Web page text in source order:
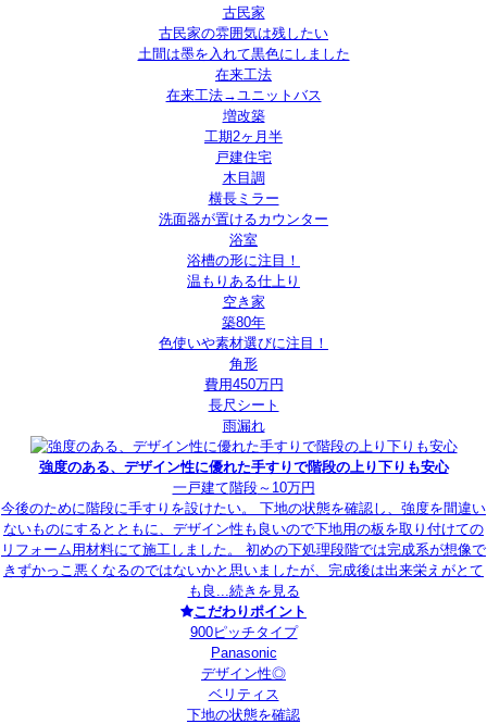
古民家
古民家の雰囲気は残したい
土間は墨を入れて黒色にしました
在来工法
在来工法→ユニットバス
増改築
工期2ヶ月半
戸建住宅
木目調
横長ミラー
洗面器が置けるカウンター
浴室
浴槽の形に注目！
温もりある仕上り
空き家
築80年
色使いや素材選びに注目！
角形
費用450万円
長尺シート
雨漏れ
強度のある、デザイン性に優れた手すりで階段の上り下りも安心
一戸建て階段～10万円
今後のために階段に手すりを設けたい。 下地の状態を確認し、強度を間違い
ないものにするとともに、デザイン性も良いので下地用の板を取り付けての
リフォーム用材料にて施工しました。 初めの下処理段階では完成系が想像で
きずかっこ悪くなるのではないかと思いましたが、完成後は出来栄えがとて
も良...続きを見る
こだわりポイント
900ピッチタイプ
Panasonic
デザイン性◎
ベリティス
下地の状態を確認